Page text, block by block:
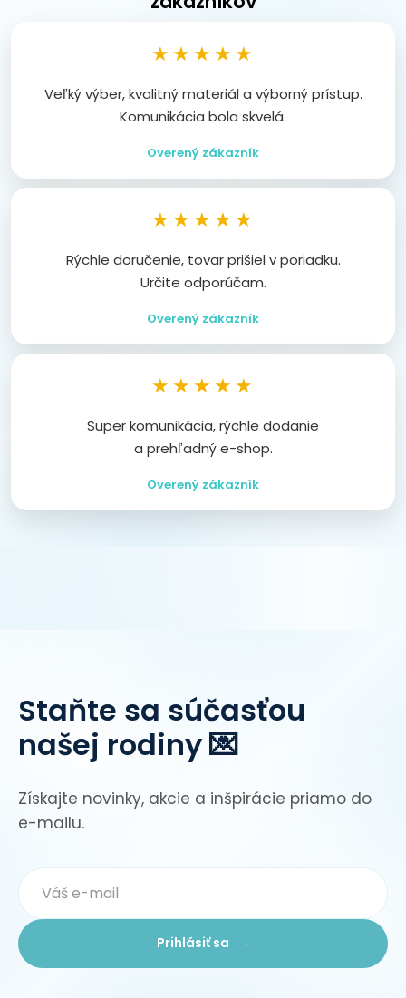
★★★★★
Veľký výber, kvalitný materiál a výborný prístup.
Komunikácia bola skvelá.
Overený zákazník
★★★★★
Rýchle doručenie, tovar prišiel v poriadku.
Určite odporúčam.
Overený zákazník
★★★★★
Super komunikácia, rýchle dodanie
a prehľadný e-shop.
Overený zákazník
Staňte sa súčasťou
našej rodiny 💌
Získajte novinky, akcie a inšpirácie priamo do
e-mailu.
Prihlásiť sa →